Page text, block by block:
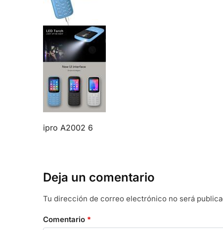
ipro A2002 6
Deja un comentario
Tu dirección de correo electrónico no será
Comentario *